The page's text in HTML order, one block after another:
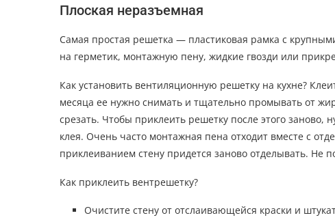
Плоская неразъемная
Самая простая решетка — пластиковая рамка с
на герметик, монтажную пену, жидкие гвозди или
Как установить вентиляционную решетку на кухне?
месяца ее нужно снимать и тщательно промывать от
срезать. Чтобы приклеить решетку после этого заново,
клея. Очень часто монтажная пена отходит вместе с
приклеиванием стену придется заново отделывать. Не
Как приклеить вентрешетку?
Очистите стену от отслаивающейся краски и